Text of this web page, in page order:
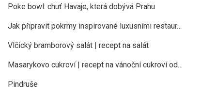
Poke bowl: chuť Havaje, která dobývá Prahu
Jak připravit pokrmy inspirované luxusními restaur…
Vlčický bramborový salát | recept na salát
Masarykovo cukroví | recept na vánoční cukroví od…
Pindruše